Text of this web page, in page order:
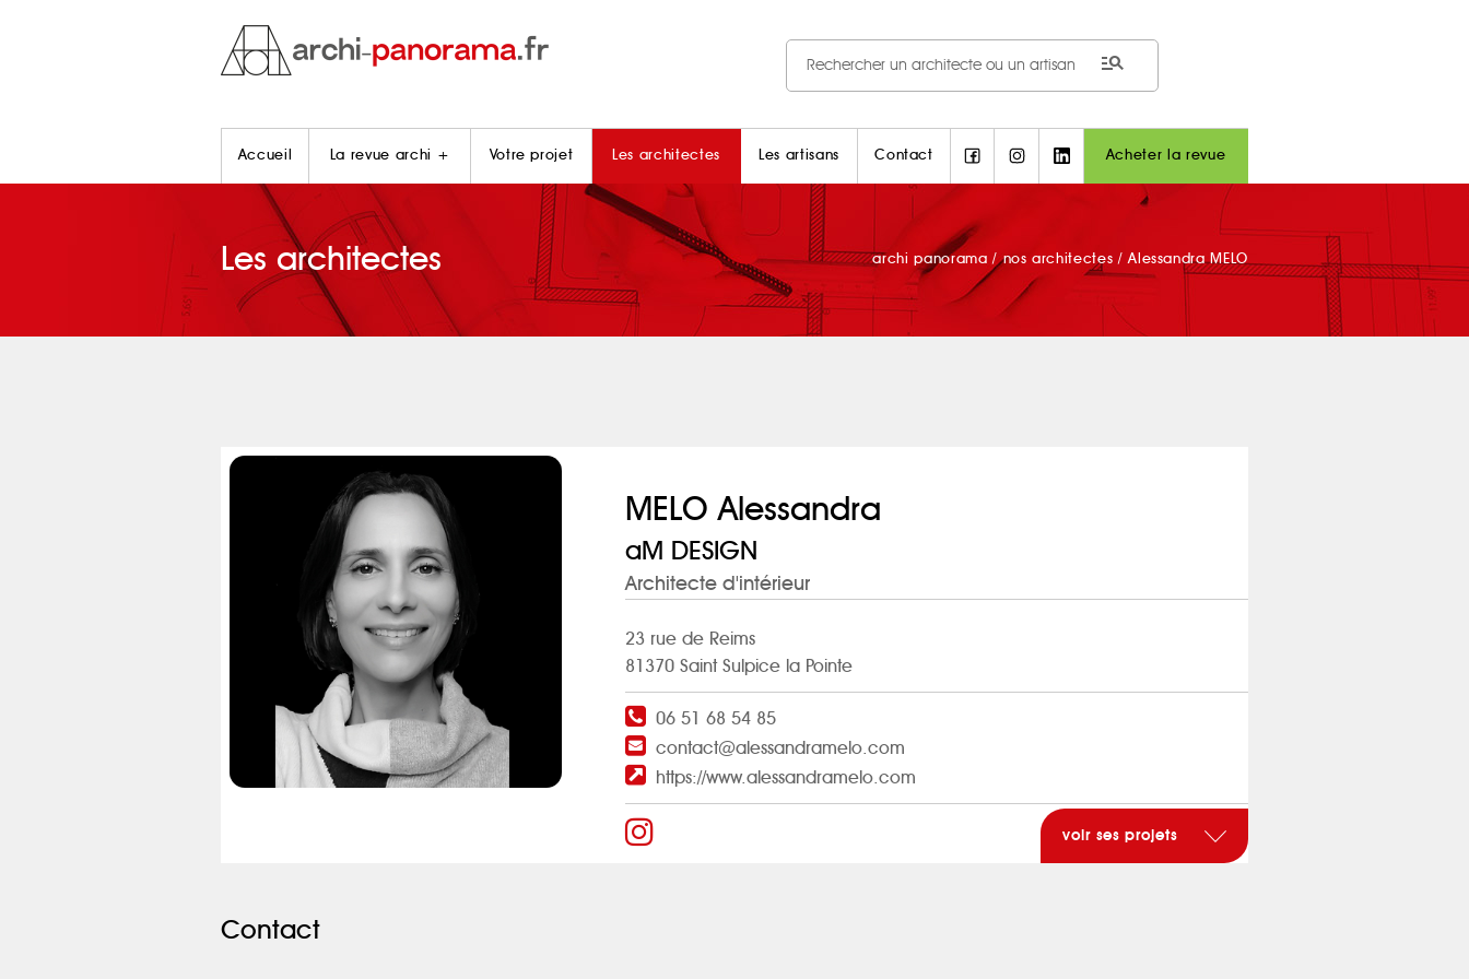
manage_search
Accueil La revue archi + Votre projet Les architectes Les artisans Contact Acheter la revue
Les architectes archi panorama /nos architectes /Alessandra MELO
MELO Alessandra
aM DESIGN
Architecte d'intérieur
23 rue de Reims
81370 Saint Sulpice la Pointe
06 51 68 54 85
contact@alessandramelo.com
https://www.alessandramelo.com
voir ses projets
Contact